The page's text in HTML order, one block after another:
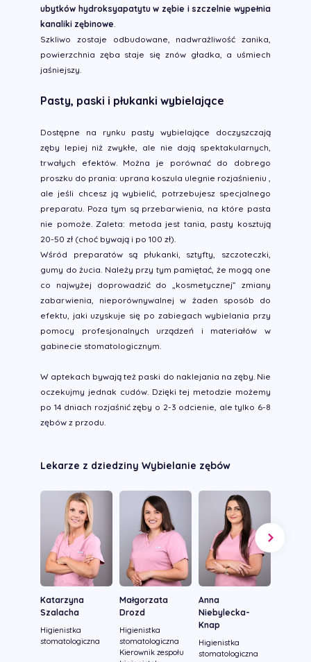
ubytków hydroksyapatytu w zębie i szczelnie wypełnia
kanaliki zębinowe.
Szkliwo zostaje odbudowane, nadwrażliwość zanika,
powierzchnia zęba staje się znów gładka, a uśmiech
jaśniejszy.
Pasty, paski i płukanki wybielające
Dostępne na rynku pasty wybielające doczyszczają
zęby lepiej niż zwykłe, ale nie dają spektakularnych,
trwałych efektów. Można je porównać do dobrego
proszku do prania: uprana koszula ulegnie rozjaśnieniu ,
ale jeśli chcesz ją wybielić, potrzebujesz specjalnego
preparatu. Poza tym są przebarwienia, na które pasta
nie pomoże. Zaleta: metoda jest tania, pasty kosztują
20-50 zł (choć bywają i po 100 zł).
Wśród preparatów są płukanki, sztyfty, szczoteczki,
gumy do żucia. Należy przy tym pamiętać, że mogą one
co najwyżej doprowadzić do „kosmetycznej” zmiany
zabarwienia, nieporównywalnej w żaden sposób do
efektu, jaki uzyskuje się po zabiegach wybielania przy
pomocy profesjonalnych urządzeń i materiałów w
gabinecie stomatologicznym.
W aptekach bywają też paski do naklejania na zęby. Nie
oczekujmy jednak cudów. Dzięki tej metodzie możemy
po 14 dniach rozjaśnić zęby o 2-3 odcienie, ale tylko 6-8
zębów z przodu.
Lekarze z dziedziny Wybielanie zębów
Katarzyna
Szalacha
Higienistka
stomatologiczna
Małgorzata
Drozd
Higienistka
stomatologiczna
Kierownik zespołu
Anna
Niebylecka-
Knap
Higienistka
stomatologiczna